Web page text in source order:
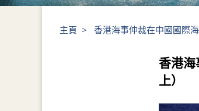
主頁 > 香港海事仲裁在中國國際
香港
上）